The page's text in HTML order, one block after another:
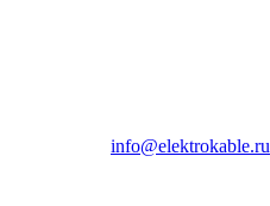
info@elektrokable.ru